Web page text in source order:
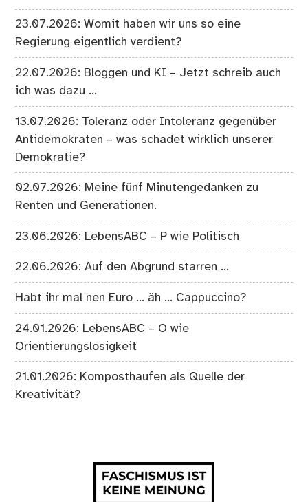
23.07.2026: Womit haben wir uns so eine
Regierung eigentlich verdient?
22.07.2026: Bloggen und KI – Jetzt schreib auch
ich was dazu …
13.07.2026: Toleranz oder Intoleranz gegenüber
Antidemokraten – was schadet wirklich unserer
Demokratie?
02.07.2026: Meine fünf Minutengedanken zu
Renten und Generationen.
23.06.2026: LebensABC – P wie Politisch
22.06.2026: Auf den Abgrund starren …
Habt ihr mal nen Euro … äh … Cappuccino?
24.01.2026: LebensABC – O wie
Orientierungslosigkeit
21.01.2026: Komposthaufen als Quelle der
Kreativität?